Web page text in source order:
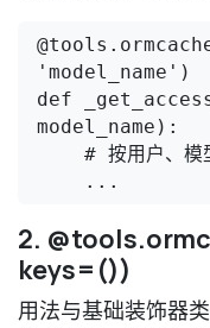
'model_name')
def
model_name):
2.
keys=())
用法与基础装饰器